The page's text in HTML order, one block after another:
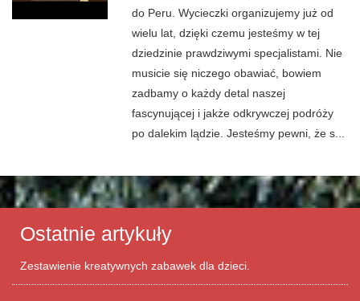
do Peru. Wycieczki organizujemy już od
wielu lat, dzięki czemu jesteśmy w tej
dziedzinie prawdziwymi specjalistami. Nie
musicie się niczego obawiać, bowiem
zadbamy o każdy detal naszej
fascynującej i jakże odkrywczej podróży
po dalekim lądzie. Jesteśmy pewni, że s...
Ostatnie artykuły
Zestawienie kreatywnych zabawek dla dzieci.